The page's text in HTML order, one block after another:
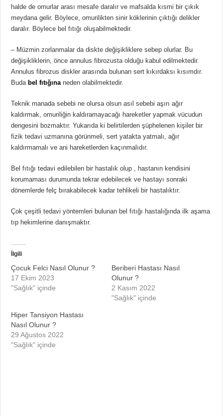
halde de omurlar arası mesafe daralır ve mafsalda kısmi bir çıkık
meydana gelir. Böylece, omurilikten sinir köklerinin çıktığı delikler
daralır. Böylece bel fıtığı oluşabilmektedir.
– Müzmin zorlanmalar da diskte değişikliklere sebep olurlar. Bu
değişikliklerin, önce annulus fibrozusta olduğu kabul edilmektedir.
Annulus fibrozus diskler arasında bulunan sert kıkırdaksı kısımdır.
Buda bel fıtığına neden olabilmektedir.
Teknik manada sebebi ne olursa olsun asıl sebebi aşırı ağır
kaldırmak, omuriliğin kaldıramayacağı hareketler yapmak vücudun
dengesini bozmaktır. Yukarıda ki belirtilerden şüphelenen kişiler bir
fizik tedavi uzmanına görünmeli, sert yatakta yatmalı, ağır
kaldırmamalı ve ani hareketlerden kaçınmalıdır.
Bel fıtığı tedavi edilebilen bir hastalık olup , hastanın kendisini
korumaması durumunda tekrar edebilecek ve hastayı sonraki
dönemlerde felç bırakabilecek kadar tehlikeli bir hastalıktır.
Çok çeşitli tedavi yöntemleri bulunan bel fıtığı hastalığında ilk aşama
tıp hekimlerine danışmaktır.
İlgili
Çocuk Felci Nasıl Olunur ?
17 Ekim 2023
"Sağlık" içinde
Beriberi Hastası Nasıl
Olunur ?
2 Kasım 2022
"Sağlık" içinde
Hiper Tansiyon Hastası
Nasıl Olunur ?
29 Ağustos 2022
"Sağlık" içinde